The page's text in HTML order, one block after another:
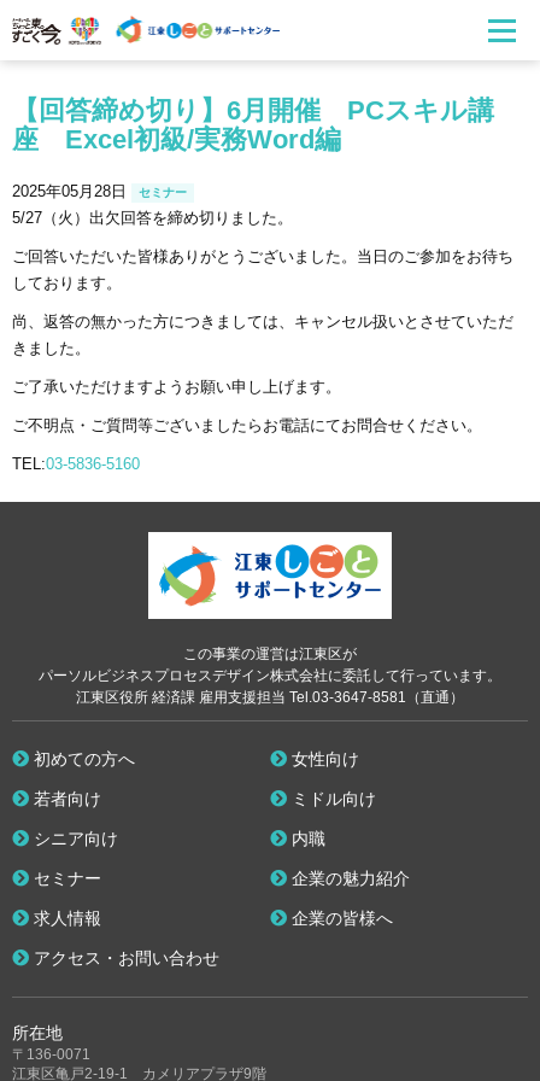
【回答締め切り】6月開催 PCスキル講
座 Excel初級/実務Word編
2025年05月28日 セミナー
5/27（火）出欠回答を締め切りました。
ご回答いただいた皆様ありがとうございました。当日のご参加をお待ち
しております。
尚、返答の無かった方につきましては、キャンセル扱いとさせていただ
きました。
ご了承いただけますようお願い申し上げます。
ご不明点・ご質問等ございましたらお電話にてお問合せください。
TEL:03-5836-5160
この事業の運営は江東区が
パーソルビジネスプロセスデザイン株式会社に委託して行っています。
江東区役所 経済課 雇用支援担当 Tel.03-3647-8581（直通）
所在地
〒136-0071
江東区亀戸2-19-1 カメリアプラザ9階
初めての方へ 女性向け
若者向け ミドル向け
シニア向け 内職
セミナー 企業の魅力紹介
求人情報 企業の皆様へ
アクセス・お問い合わせ